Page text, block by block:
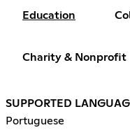
Education
Charity & Nonprofit
SUPPORTED
Portuguese